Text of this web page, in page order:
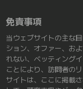
免責事項
当ウェブサイトの主な
ション、オファー、お
れない、ベッティング
ことにより、訪問者の
サイトは、ここに掲載